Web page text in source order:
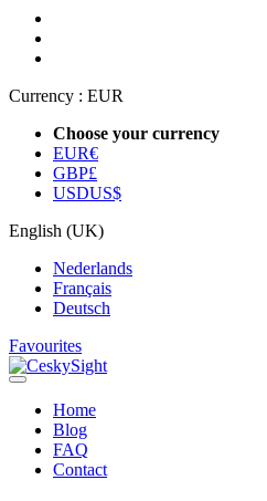
Currency : EUR
Choose your currency
EUR€
GBP£
USDUS$
English (UK)
Nederlands
Français
Deutsch
Favourites
Home
Blog
FAQ
Contact